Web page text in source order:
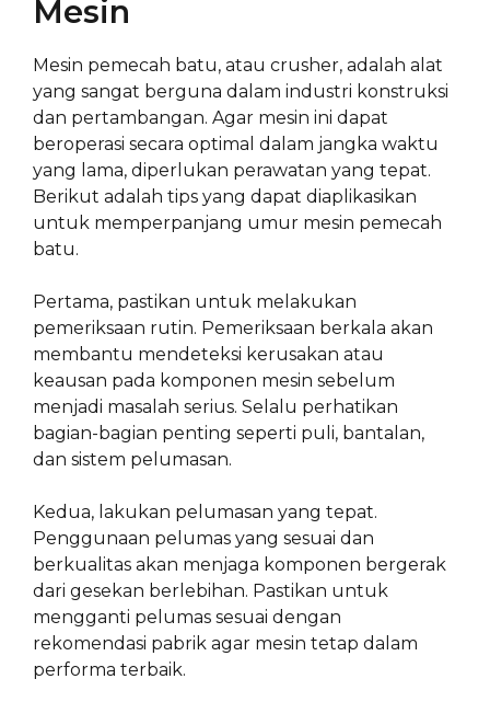
Mesin
Mesin pemecah batu, atau crusher, adalah alat
yang sangat berguna dalam industri konstruksi
dan pertambangan. Agar mesin ini dapat
beroperasi secara optimal dalam jangka waktu
yang lama, diperlukan perawatan yang tepat.
Berikut adalah tips yang dapat diaplikasikan
untuk memperpanjang umur mesin pemecah
batu.
Pertama, pastikan untuk melakukan
pemeriksaan rutin. Pemeriksaan berkala akan
membantu mendeteksi kerusakan atau
keausan pada komponen mesin sebelum
menjadi masalah serius. Selalu perhatikan
bagian-bagian penting seperti puli, bantalan,
dan sistem pelumasan.
Kedua, lakukan pelumasan yang tepat.
Penggunaan pelumas yang sesuai dan
berkualitas akan menjaga komponen bergerak
dari gesekan berlebihan. Pastikan untuk
mengganti pelumas sesuai dengan
rekomendasi pabrik agar mesin tetap dalam
performa terbaik.